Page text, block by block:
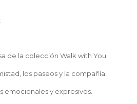
de la colección Walk with You.
los paseos y la compañía.
emocionales y expresivos.